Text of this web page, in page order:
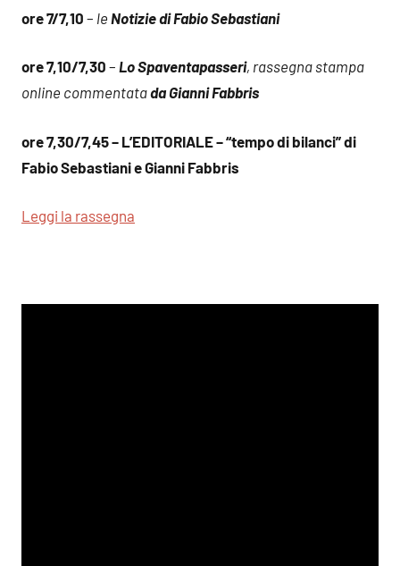
ore 7/7,10 – le Notizie di Fabio Sebastiani
ore 7,10/7,30 – Lo Spaventapasseri, rassegna stampa
online commentatada Gianni Fabbris
ore 7,30/7,45 – L’EDITORIALE – “tempo di bilanci” di
Fabio Sebastiani e Gianni Fabbris
Leggi la rassegna